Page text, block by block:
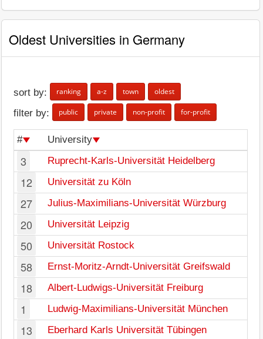
Oldest Universities in Germany
sort by: ranking a-z town oldest
filter by: public private non-profit for-profit
# University
3 Ruprecht-Karls-Universität Heidelberg
12 Universität zu Köln
27 Julius-Maximilians-Universität Würzburg
20 Universität Leipzig
50 Universität Rostock
58 Ernst-Moritz-Arndt-Universität Greifswald
18 Albert-Ludwigs-Universität Freiburg
1 Ludwig-Maximilians-Universität München
13 Eberhard Karls Universität Tübingen